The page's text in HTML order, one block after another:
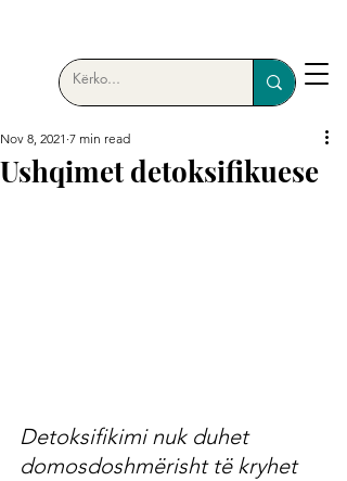
Ushqimet detoksifikuese
Nov 8, 2021 7 min read
Detoksifikimi nuk duhet
domosdoshmërisht të kryhet